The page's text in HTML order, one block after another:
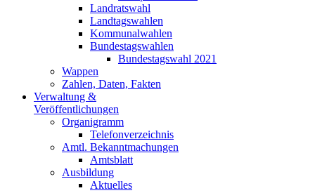
Landratswahl
Landtagswahlen
Kommunalwahlen
Bundestagswahlen
Bundestagswahl 2021
Wappen
Zahlen, Daten, Fakten
Verwaltung &
Veröffentlichungen
Organigramm
Telefonverzeichnis
Amtl. Bekanntmachungen
Amtsblatt
Ausbildung
Aktuelles